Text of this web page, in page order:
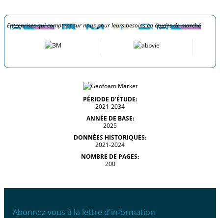
Entreprises qui comptent sur nous pour leurs besoins en études de marché
PÉRIODE D’ÉTUDE:
2021-2034
ANNÉE DE BASE:
2025
DONNÉES HISTORIQUES:
2021-2024
NOMBRE DE PAGES:
200
Abonnez-vous à la lettre d'information